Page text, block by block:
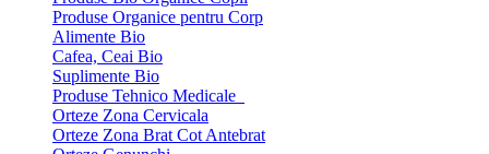
Produse Organice pentru Corp
Alimente Bio
Cafea, Ceai Bio
Suplimente Bio
Produse Tehnico Medicale
Orteze Zona Cervicala
Orteze Zona Brat Cot Antebrat